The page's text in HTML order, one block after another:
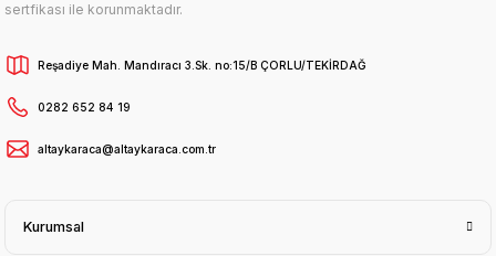
sertfikası ile korunmaktadır.
Reşadiye Mah. Mandıracı 3.Sk. no:15/B ÇORLU/TEKİRDAĞ
0282 652 84 19
altaykaraca@altaykaraca.com.tr
Kurumsal